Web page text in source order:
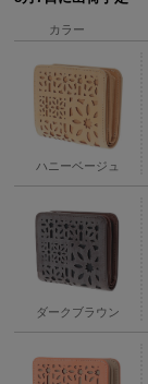
カラー
ハニーベージュ
ダークブラウン